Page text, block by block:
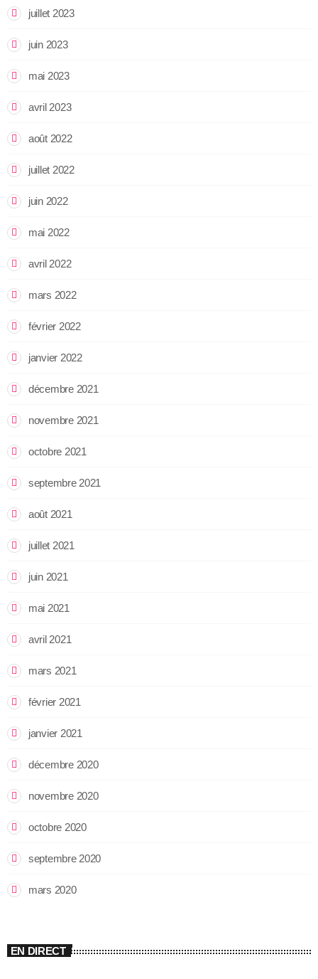
juillet 2023
juin 2023
mai 2023
avril 2023
août 2022
juillet 2022
juin 2022
mai 2022
avril 2022
mars 2022
février 2022
janvier 2022
décembre 2021
novembre 2021
octobre 2021
septembre 2021
août 2021
juillet 2021
juin 2021
mai 2021
avril 2021
mars 2021
février 2021
janvier 2021
décembre 2020
novembre 2020
octobre 2020
septembre 2020
mars 2020
EN DIRECT